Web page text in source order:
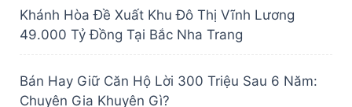
Khánh Hòa Đề Xuất Khu Đô Thị Vĩnh Lương
49.000 Tỷ Đồng Tại Bắc Nha Trang
Bán Hay Giữ Căn Hộ Lời 300 Triệu Sau 6 Năm:
Chuyên Gia Khuyên Gì?